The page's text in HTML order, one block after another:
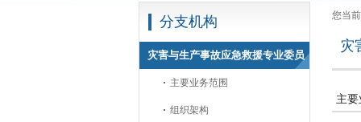
分支机构
灾害与生产事故应急救援专业委员
主要业务范围
组织架构
您当
灾
主